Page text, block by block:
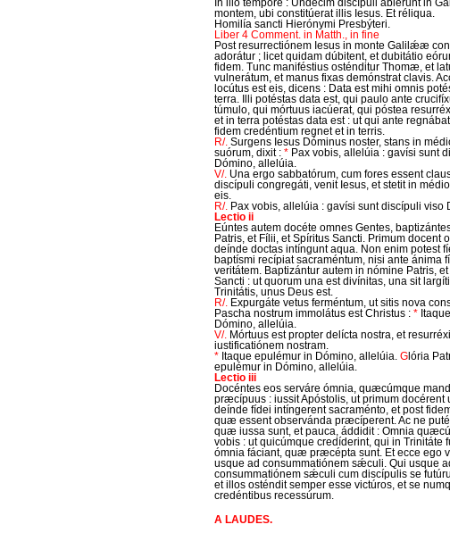
In illo témpore : Undecim discípuli abiérunt in
montem, ubi constitúerat illis Iesus. Et réliqua.
Homilía sancti Hierónymi Presbýteri.
Liber 4 Comment. in Matth., in fine
Post resurrectiónem Iesus in monte Galilǽæ
adorátur ; licet quidam dúbitent, et dubitátio
fidem. Tunc maniféstius osténditur Thomæ, et
vulnerátum, et manus fixas demónstrat clavis.
locútus est eis, dicens : Data est mihi omnis
terra. Illi potéstas data est, qui paulo ante
túmulo, qui mórtuus iacúerat, qui póstea
et in terra potéstas data est : ut qui ante
fidem credéntium regnet et in terris.
R/. Surgens Iesus Dóminus noster, stans in
suórum, dixit : * Pax vobis, allelúia : gavísi sunt
Dómino, allelúia.
V/. Una ergo sabbatórum, cum fores essent
discípuli congregáti, venit Iesus, et stetit in
eis.
R/. Pax vobis, allelúia : gavísi sunt discípuli viso
Lectio ii
Eúntes autem docéte omnes Gentes,
Patris, et Fílii, et Spíritus Sancti. Primum docent
deínde doctas intíngunt aqua. Non enim potest
baptísmi recípiat sacraméntum, nisi ante ánima
veritátem. Baptizántur autem in nómine Patris,
Sancti : ut quorum una est divínitas, una sit
Trinitátis, unus Deus est.
R/. Expurgáte vetus ferméntum, ut sitis nova
Pascha nostrum immolátus est Christus : *
Dómino, allelúia.
V/. Mórtuus est propter delícta nostra, et
iustificatiónem nostram.
* Itaque epulémur in Dómino, allelúia. G lória
epulémur in Dómino, allelúia.
Lectio iii
Docéntes eos serváre ómnia, quæcúmque
præcípuus : iussit Apóstolis, ut primum docérent
deínde fídei intíngerent sacraménto, et post
quæ essent observánda præcíperent. Ac ne
quæ iussa sunt, et pauca, áddidit : Omnia
vobis : ut quicúmque credíderint, qui in Trinitáte
ómnia fáciant, quæ præcépta sunt. Et ecce ego
usque ad consummatiónem sǽculi. Qui usque
consummatiónem sǽculi cum discípulis se
et illos osténdit semper esse victúros, et se
credéntibus recessúrum.
A LAUDES.